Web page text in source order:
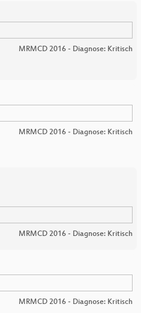
MRMCD 2016 - Diagnose: Kritisch
MRMCD 2016 - Diagnose: Kritisch
MRMCD 2016 - Diagnose: Kritisch
MRMCD 2016 - Diagnose: Kritisch